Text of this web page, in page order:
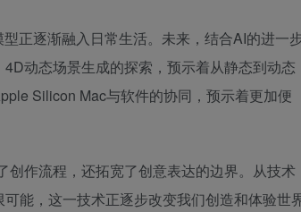
正逐渐融入日常生活。未来，结合AI的进一
动态场景生成的探索，预示着从静态到动态
Silicon Mac与软件的协同，预示着更加便
作流程，还拓宽了创意表达的边界。从技术
能，这一技术正逐步改变我们创造和体验世